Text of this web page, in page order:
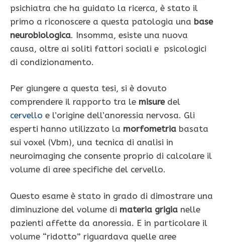
psichiatra che ha guidato la ricerca, è stato il
primo a riconoscere a questa patologia una base
neurobiologica. Insomma, esiste una nuova
causa, oltre ai soliti fattori sociali e psicologici
di condizionamento.
Per giungere a questa tesi, si è dovuto
comprendere il rapporto tra le misure del
cervello e l’origine dell’anoressia nervosa. Gli
esperti hanno utilizzato la morfometria basata
sui voxel (Vbm), una tecnica di analisi in
neuroimaging che consente proprio di calcolare il
volume di aree specifiche del cervello.
Questo esame è stato in grado di dimostrare una
diminuzione del volume di materia grigia nelle
pazienti affette da anoressia. E in particolare il
volume “ridotto” riguardava quelle aree